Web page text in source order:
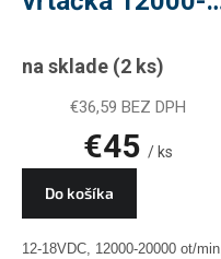
12-18VDC, 45W,
PLU
na sklade (2 ks)
€36,59 BEZ DPH
€45 / ks
Do košíka
12-18VDC, 12000-20000 ot/min,